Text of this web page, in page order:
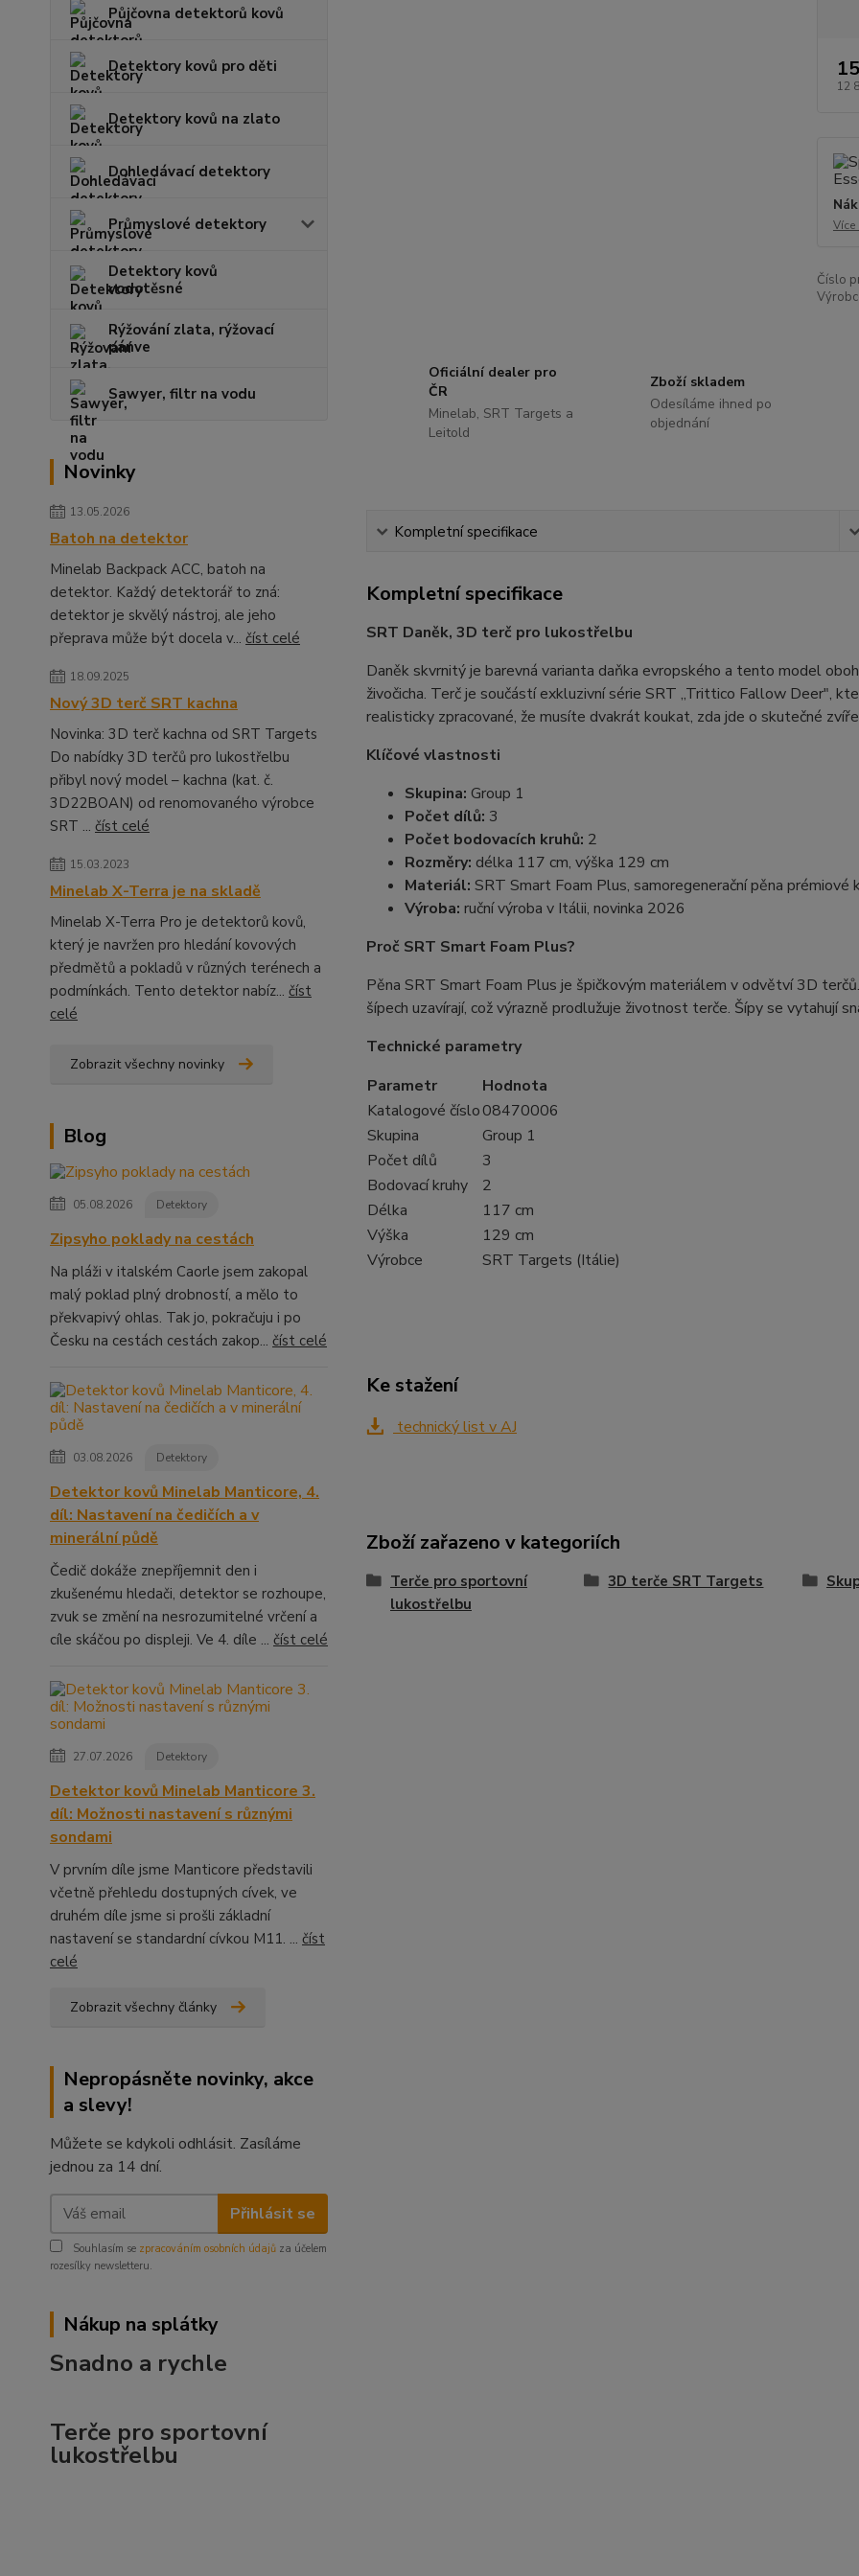
Půjčovna detektorů kovů
Detektory kovů pro děti
Detektory kovů na zlato
Dohledávací detektory
Průmyslové detektory
Detektory kovů
vodotěsné
Rýžování zlata, rýžovací
pánve
Sawyer, filtr na vodu
Novinky
13.05.2026
Batoh na detektor
Minelab Backpack ACC, batoh na
detektor. Každý detektorář to zná:
detektor je skvělý nástroj, ale jeho
přeprava může být docela v... číst celé
18.09.2025
Nový 3D terč SRT kachna
Novinka: 3D terč kachna od SRT Targets
Do nabídky 3D terčů pro lukostřelbu
přibyl nový model – kachna (kat. č.
3D22BOAN) od renomovaného výrobce
SRT ... číst celé
15.03.2023
Minelab X-Terra je na skladě
Minelab X-Terra Pro je detektorů kovů,
který je navržen pro hledání kovových
předmětů a pokladů v různých terénech a
podmínkách. Tento detektor nabíz... číst
celé
Zobrazit všechny novinky
Blog
05.08.2026 Detektory
Zipsyho poklady na cestách
Na pláži v italském Caorle jsem zakopal
malý poklad plný drobností, a mělo to
překvapivý ohlas. Tak jo, pokračuju i po
Česku na cestách cestách zakop... číst celé
03.08.2026 Detektory
Detektor kovů Minelab Manticore, 4.
díl: Nastavení na čedičích a v
minerální půdě
Čedič dokáže znepříjemnit den i
zkušenému hledači, detektor se rozhoupe,
zvuk se změní na nesrozumitelné vrčení a
cíle skáčou po displeji. Ve 4. díle ... číst celé
27.07.2026 Detektory
Detektor kovů Minelab Manticore 3.
díl: Možnosti nastavení s různými
sondami
V prvním díle jsme Manticore představili
včetně přehledu dostupných cívek, ve
druhém díle jsme si prošli základní
nastavení se standardní cívkou M11. ... číst
celé
Zobrazit všechny články
Nepropásněte novinky, akce
a slevy!
Můžete se kdykoli odhlásit. Zasíláme
jednou za 14 dní.
Přihlásit se
Souhlasím se zpracováním osobních údajů za účelem
rozesílky newsletteru.
Nákup na splátky
Snadno a rychle
Terče pro sportovní
lukostřelbu
12
Číslo
Oficiální dealer pro
ČR
Minelab, SRT Targets a
Leitold
Zboží skladem
Odesíláme ihned po
objednání
Kompletní specifikace
Kompletní specifikace
SRT Daněk, 3D terč pro lukostřelbu
Daněk skvrnitý je barevná varianta daňka evropského a tento model
živočicha. Terč je součástí exkluzivní série SRT „Trittico Fallow Deer",
realisticky zpracované, že musíte dvakrát koukat, zda jde o skutečné
Klíčové vlastnosti
Skupina: Group 1
Počet dílů: 3
Počet bodovacích kruhů: 2
Rozměry: délka 117 cm, výška 129 cm
Materiál: SRT Smart Foam Plus, samoregenerační pěna prémiové
Výroba: ruční výroba v Itálii, novinka 2026
Proč SRT Smart Foam Plus?
Pěna SRT Smart Foam Plus je špičkovým materiálem v odvětví 3D
šípech uzavírají, což výrazně prodlužuje životnost terče. Šípy se vytahují
Technické parametry
Parametr
Hodnota
Katalogové číslo08470006
Skupina
Group 1
Počet dílů
3
Bodovací kruhy
2
Délka
117 cm
Výška
129 cm
Výrobce
SRT Targets (Itálie)
Ke stažení
technický list v AJ
Zboží zařazeno v kategoriích
Terče pro sportovní
lukostřelbu
3D terče SRT Targets